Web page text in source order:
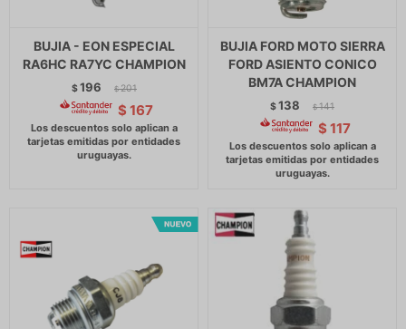
BUJIA - EON ESPECIAL
RA6HC RA7YC CHAMPION
$196 $ 201
$ 167
BUJIA FORD MOTO SIERRA
FORD ASIENTO CONICO
BM7A CHAMPION
$138 $ 141
$ 117